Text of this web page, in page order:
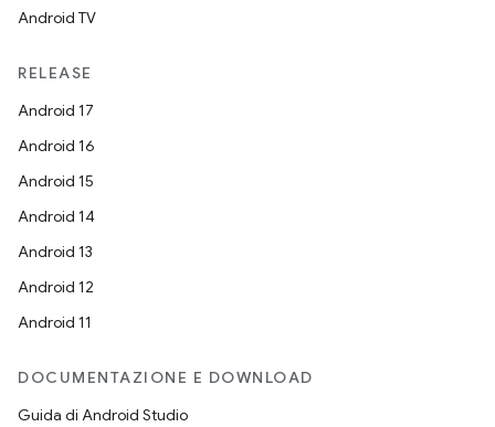
Android TV
RELEASE
Android 17
Android 16
Android 15
Android 14
Android 13
Android 12
Android 11
DOCUMENTAZIONE E DOWNLOAD
Guida di Android Studio